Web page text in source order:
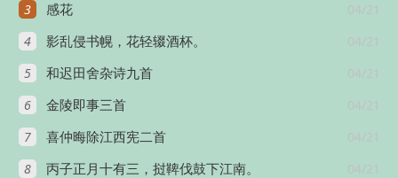
3 04/21
感花
4 04/21
影乱侵书幌，花轻辍酒杯。
5 04/21
和迟田舍杂诗九首
6 04/21
金陵即事三首
7 04/21
喜仲晦除江西宪二首
8 04/21
丙子正月十有三，挝鞞伐鼓下江南。